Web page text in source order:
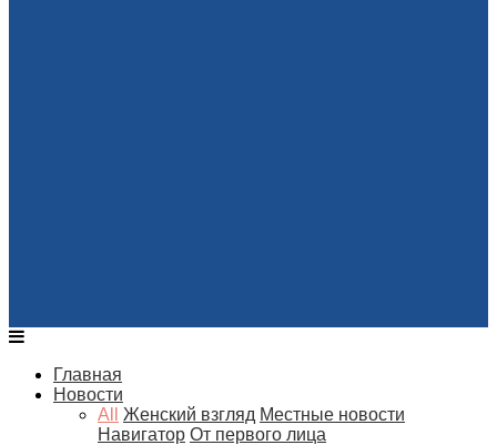
Главная
Новости
All
Женский взгляд Местные новости
Навигатор От первого лица